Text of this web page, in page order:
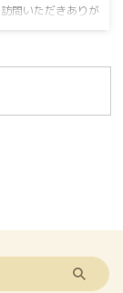
くさんあり、その
整理していいか分
、物語全体のあら
問いただきありが
。物語の知恵袋、
次 敗れざる者」
奈美、青島俊作、
在、レインボーブ
符号、時系列やキ
け、続編の生き続
は、ネタバレあり
ころや考察のポイ
葉で解説していき